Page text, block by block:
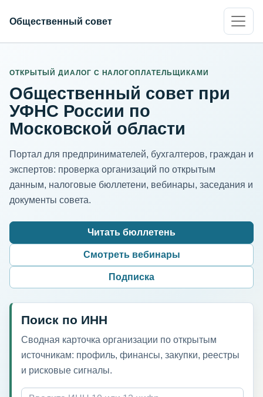
Общественный совет
ОТКРЫТЫЙ ДИАЛОГ С НАЛОГОПЛАТЕЛЬЩИКАМИ
Общественный совет при
УФНС России по
Московской области
Портал для предпринимателей, бухгалтеров, граждан и
экспертов: проверка организаций по открытым
данным, налоговые бюллетени, вебинары, заседания и
документы совета.
Читать бюллетень
Смотреть вебинары
Подписка
Поиск по ИНН
Сводная карточка организации по открытым
источникам: профиль, финансы, закупки, реестры
и рисковые сигналы.
ИНН организации
Адрес для нормализации